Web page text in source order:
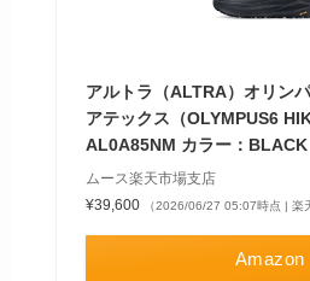
アルトラ（ALTRA）オリン
アテックス（OLYMPUS6
AL0A85NM カラー：BLACK
ムース楽天市場支店
¥39,600
（2026/06/27 05:07時点 | 楽
Amazon